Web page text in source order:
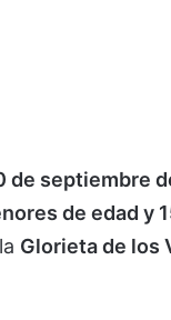
de septiembre
de edad y
Glorieta de los